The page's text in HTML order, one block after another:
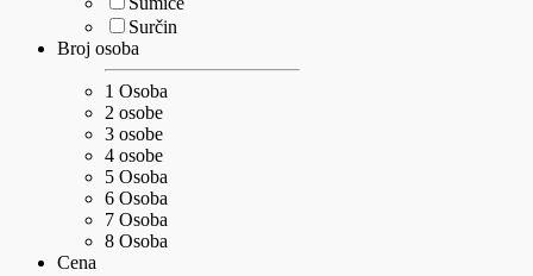
Surčin
Broj osoba
1 Osoba
2 osobe
3 osobe
4 osobe
5 Osoba
6 Osoba
7 Osoba
8 Osoba
Cena